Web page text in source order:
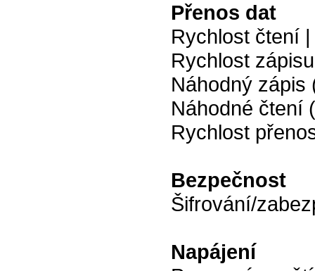
Přenos dat
Rychlost čtení
Rychlost
Náhodný zápis
Náhodné čtení
Rychlost
Bezpečnost
Šifrování/
Napájení